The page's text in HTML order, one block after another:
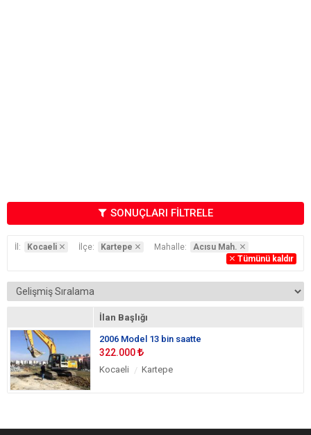
SONUÇLARI FİLTRELE
İl: Kocaeli İlçe: Kartepe Mahalle:
Acısu Mah.
Tümünü kaldır
İlan Başlığı
2006 Model 13 bin saatte
322.000
Kocaeli Kartepe